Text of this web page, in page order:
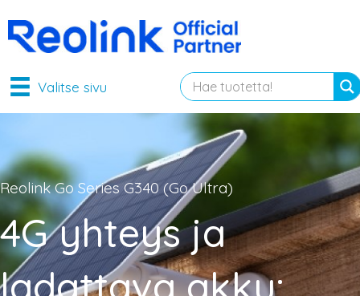
Valitse sivu
Reolink Go Series G340 (Go Ultra)
4G yhteys ja
ladattava akku: